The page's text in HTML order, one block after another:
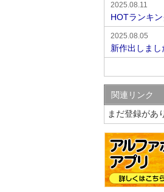
2025.08.11
HOTランキ
2025.08.05
新作出しまし
関連リンク
まだ登録があ